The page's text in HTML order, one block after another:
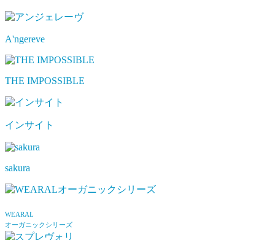
A'ngereve
THE IMPOSSIBLE
インサイト
sakura
WEARAL
オーガニックシリーズ